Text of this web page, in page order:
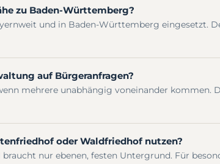
zu Baden-Württemberg?
und in Baden-Württemberg eingesetzt.
auf Bürgeranfragen?
mehrere unabhängig voneinander kommen.
oder Waldfriedhof nutzen?
nur ebenen, festen Untergrund. Für